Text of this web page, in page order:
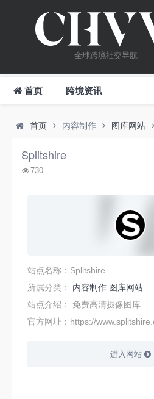
全球跨境社交导航
首页 跨境资讯
首页 内容制作 图库网站
Splitshire
730
站点名称：Splitshire
所属分类： 内容制作 图库网站
站点介绍： 免费高清摄像图库
官方网址：https://
进入网站